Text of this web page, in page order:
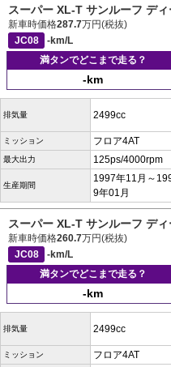
スーパー XL-T サンルーフ デ
新車時価格287.7万円(税抜)
JC08
-km/L
満タンでどこまで走る？
-km
排気量 2499cc
ミッション フロア4AT
最大出力 125ps/4000rpm
生産期間
1997年11月～
9年01月
スーパー XL-T サンルーフ デ
新車時価格260.7万円(税抜)
JC08
-km/L
満タンでどこまで走る？
-km
排気量 2499cc
ミッション フロア4AT